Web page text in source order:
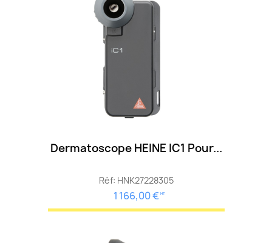
Dermatoscope HEINE IC1 Pour...
Réf: HNK27228305
1 166,00 € HT